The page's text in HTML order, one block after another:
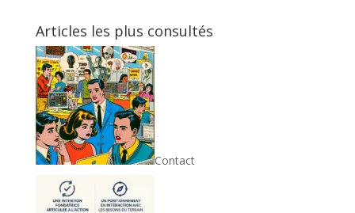
Articles les plus consultés
Contact